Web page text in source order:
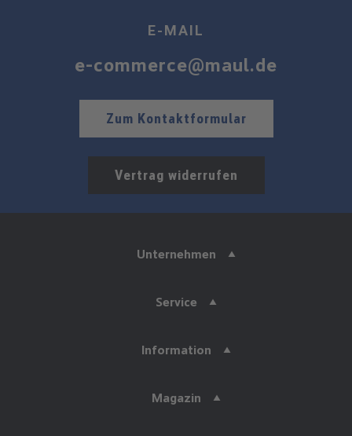
E-MAIL
e-commerce@maul.de
Zum Kontaktformular
Vertrag widerrufen
Unternehmen
Service
Information
Magazin